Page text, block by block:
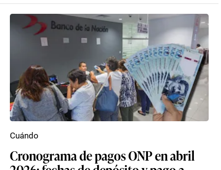
Cronograma de pagos ONP en abril
Cuándo